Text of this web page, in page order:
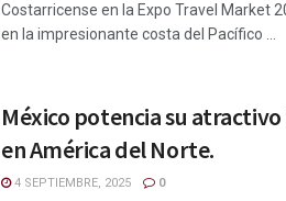
Costarricense en la Expo Travel Market
en la impresionante costa del Pacífico ...
México potencia su
en América del Norte.
4 SEPTIEMBRE, 2025 0